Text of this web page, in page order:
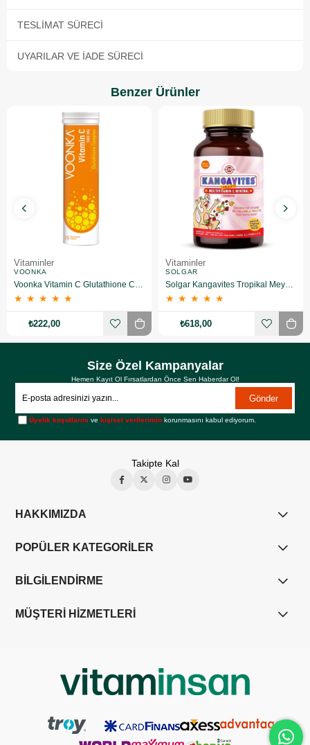
TESLIMAT SÜRECI
UYARILAR VE İADE SÜRECI
Benzer Ürünler
Vitaminler
VOONKA
Voonka Vitamin C Glutathione Complex Efervesan 15 Tablet
★ ★ ★ ★ ★
₺222,00
Vitaminler
SOLGAR
Solgar Kangavites Tropikal Meyve Aromalı 60 Tablet
★ ★ ★ ★ ★
₺618,00
Size Özel Kampanyalar
Hemen Kayıt Ol Fırsatlardan Önce Sen Haberdar Ol!
Gönder
Üyelik koşullarını vekişisel verilerimin korunmasını kabul ediyorum.
Takipte Kal
HAKKIMIZDA
POPÜLER KATEGORİLER
BİLGİLENDİRME
MÜŞTERİ HİZMETLERİ